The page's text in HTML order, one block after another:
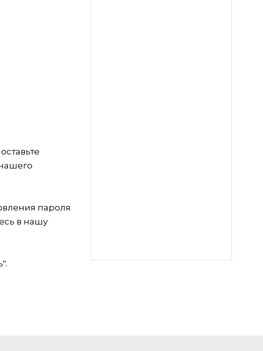
пароля
в нашу